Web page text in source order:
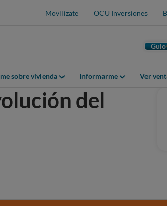
Movilízate OCU Inversiones
Guio
sobre vivienda Informarme Ver
del